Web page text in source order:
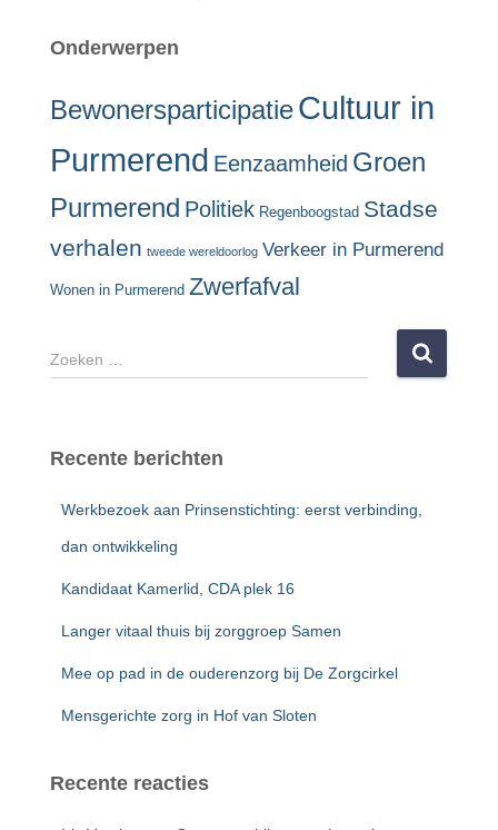
Onderwerpen
BewonersparticipatieCultuur in
Purmerend Eenzaamheid Groen
Purmerend Politiek Regenboogstad Stadse
verhalen tweede wereldoorlog Verkeer in Purmerend
Wonen in Purmerend Zwerfafval
Z
o
e
Recente berichten
Werkbezoek aan Prinsenstichting: eerst verbinding,
dan ontwikkeling
Kandidaat Kamerlid, CDA plek 16
Langer vitaal thuis bij zorggroep Samen
Mee op pad in de ouderenzorg bij De Zorgcirkel
Mensgerichte zorg in Hof van Sloten
Recente reacties